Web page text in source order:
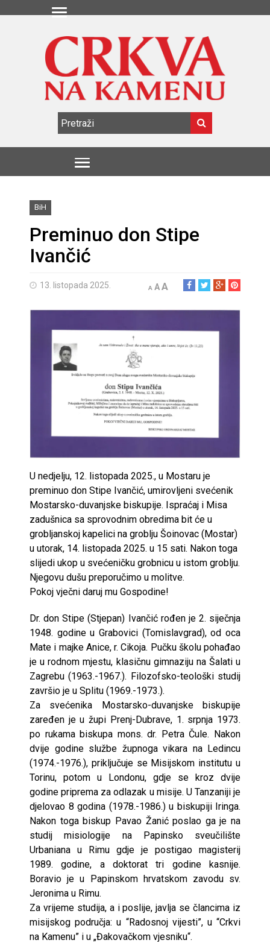
BiH
Preminuo don Stipe
Ivančić
13. listopada 2025. A AA
U nedjelju, 12. listopada 2025., u Mostaru je
preminuo don Stipe Ivančić, umirovljeni svećenik
Mostarsko-duvanjske biskupije. Ispraćaj i Misa
zadušnica sa sprovodnim obredima bit će u
grobljanskoj kapelici na groblju Šoinovac (Mostar)
u utorak, 14. listopada 2025. u 15 sati. Nakon toga
slijedi ukop u svećeničku grobnicu u istom groblju.
Njegovu dušu preporučimo u molitve.
Pokoj vječni daruj mu Gospodine!
Dr. don Stipe (Stjepan) Ivančić rođen je 2. siječnja
1948. godine u Grabovici (Tomislavgrad), od oca
Mate i majke Anice, r. Cikoja. Pučku školu pohađao
je u rodnom mjestu, klasičnu gimnaziju na Šalati u
Zagrebu (1963.-1967.). Filozofsko-teološki studij
završio je u Splitu (1969.-1973.).
Za svećenika Mostarsko-duvanjske biskupije
zaređen je u župi Prenj-Dubrave, 1. srpnja 1973.
po rukama biskupa mons. dr. Petra Čule. Nakon
dvije godine službe župnoga vikara na Ledincu
(1974.-1976.), priključuje se Misijskom institutu u
Torinu, potom u Londonu, gdje se kroz dvije
godine priprema za odlazak u misije. U Tanzaniji je
djelovao 8 godina (1978.-1986.) u biskupiji Iringa.
Nakon toga biskup Pavao Žanić poslao ga je na
studij misiologije na Papinsko sveučilište
Urbaniana u Rimu gdje je postigao magisterij
1989. godine, a doktorat tri godine kasnije.
Boravio je u Papinskom hrvatskom zavodu sv.
Jeronima u Rimu.
Za vrijeme studija, a i poslije, javlja se člancima iz
misijskog područja: u “Radosnoj vijesti”, u “Crkvi
na Kamenu” i u „Đakovačkom vjesniku“.